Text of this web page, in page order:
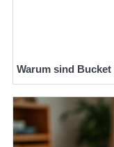
Warum sind